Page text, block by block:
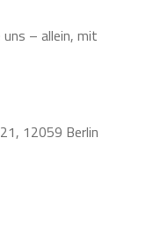
uns – allein, mit
12059 Berlin